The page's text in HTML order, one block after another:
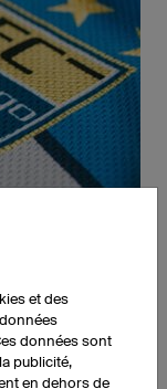
owayo
a pas de
plus.
de
de tous
En savoir plus.
et des
données sont
publicité,
en dehors de